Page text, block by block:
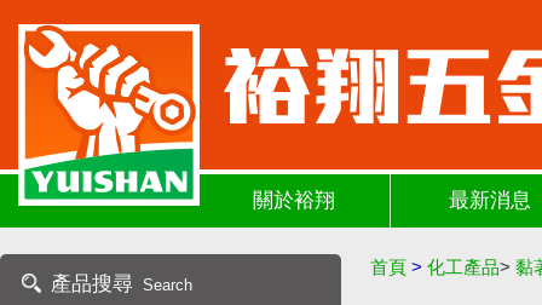
關於裕翔 最新消息
產品搜尋 Search
首頁 > 化工產品> 黏